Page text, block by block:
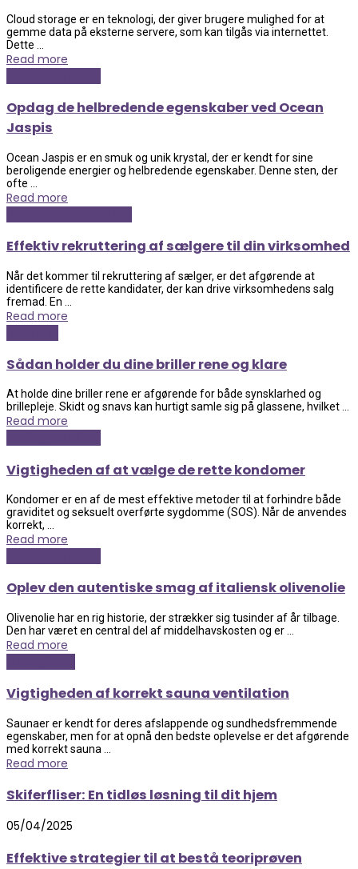
Cloud storage er en teknologi, der giver brugere mulighed for at
gemme data på eksterne servere, som kan tilgås via internettet.
Dette ...
Read more
Opdag de helbredende egenskaber ved Ocean
Jaspis
Ocean Jaspis er en smuk og unik krystal, der er kendt for sine
beroligende energier og helbredende egenskaber. Denne sten, der
ofte ...
Read more
Effektiv rekruttering af sælgere til din virksomhed
Når det kommer til rekruttering af sælger, er det afgørende at
identificere de rette kandidater, der kan drive virksomhedens salg
fremad. En ...
Read more
Sådan holder du dine briller rene og klare
At holde dine briller rene er afgørende for både synsklarhed og
brillepleje. Skidt og snavs kan hurtigt samle sig på glassene, hvilket ...
Read more
Vigtigheden af at vælge de rette kondomer
Kondomer er en af de mest effektive metoder til at forhindre både
graviditet og seksuelt overførte sygdomme (SOS). Når de anvendes
korrekt, ...
Read more
Oplev den autentiske smag af italiensk olivenolie
Olivenolie har en rig historie, der strækker sig tusinder af år tilbage.
Den har været en central del af middelhavskosten og er ...
Read more
Vigtigheden af korrekt sauna ventilation
Saunaer er kendt for deres afslappende og sundhedsfremmende
egenskaber, men for at opnå den bedste oplevelse er det afgørende
med korrekt sauna ...
Read more
Skiferfliser: En tidløs løsning til dit hjem
05/04/2025
Effektive strategier til at bestå teoriprøven